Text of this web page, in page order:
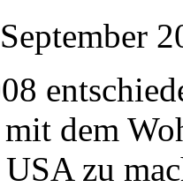
dem
zu